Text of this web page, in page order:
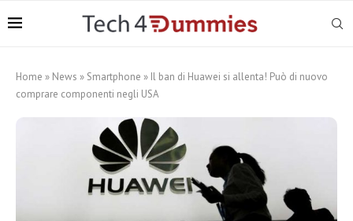
Home » News » Smartphone » Il ban di Huawei si allenta! Può di nuovo
comprare componenti negli USA